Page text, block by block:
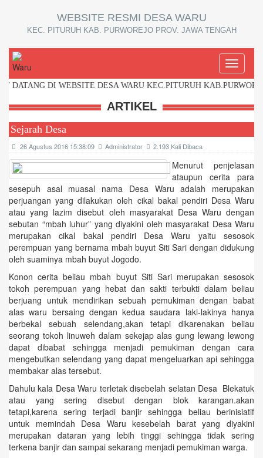
WEBSITE RESMI DESA WARU
KEC. PITURUH KAB. PURWOREJO PROV. JAWA TENGAH
Toggle
DI WEBSITE DESA WARU KEC.PITURUH KAB.PURWOREJO
ARTIKEL
Sejarah Desa
26 Agustus 2016 15:38:09 Administrator 2.193 Kali Dibaca
Menurut penjelasan
ataupun cerita para
sesepuh asal muasal nama Desa Waru adalah merupakan
perjuangan yang dilakukan oleh cikal bakal pendiri Desa Waru
atau yang lazim disebut oleh masyarakat Desa Waru dengan
sebutan “mbah luhur” yang diyakini oleh masyarakat Desa Waru
merupakan cikal bakal pendiri Desa Waru yaitu sesosok
perempuan yang bernama mbah buyut Siti Sari dengan didukung
oleh suaminya mbah buyut Jogodo.
Konon cerita beliau mbah buyut Siti Sari merupakan sesosok
tokoh perempuan yang hebat dan sakti terbukti dalam beliau
berjuang untuk mendirikan sebuah pemukiman dengan babat
alas waru bersaing dengan kedua saudara laki-lakinya hanya
berbekal sebuah selendang,akan tetapi dikarenakan beliau
seorang tokoh linuweh dalam sekejap alas gung lewang lewong
dapat dibabat sehingga menjadi pemukiman dengan cara
mengebutkan selendang yang dapat mengeluarkan api sehingga
membakar alas tersebut.
Dahulu kala Desa Waru terletak disebelah selatan Desa Blekatuk
atau yang sering disebut dengan blok karangan.akan
tetapi,karena sering terjadi banjir sehingga beliau berinisiatif
untuk memindah Desa Waru kesebelah barat yang diyakini
merupakan dataran yang lebih tinggi sehingga tidak sering
terkena banjir dan sampai sekarang menjadi pemukiman warga.